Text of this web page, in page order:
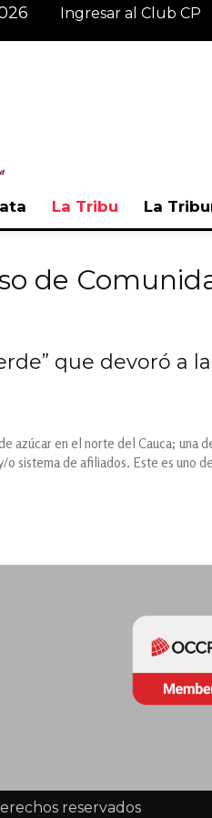
Ingresar al Club CP
La Tribu La
de
que devoró a
azúcar en el norte del Cauca; una
sistema de afiliados. Este es uno
reservados